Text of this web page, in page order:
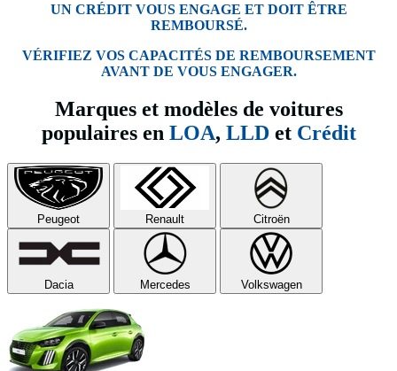
UN CRÉDIT VOUS ENGAGE ET DOIT ÊTRE
REMBOURSÉ.
VÉRIFIEZ VOS CAPACITÉS DE REMBOURSEMENT
AVANT DE VOUS ENGAGER.
Marques et modèles de voitures
populaires en LOA, LLD et Crédit
Peugeot Renault Citroën
Dacia Mercedes Volkswagen